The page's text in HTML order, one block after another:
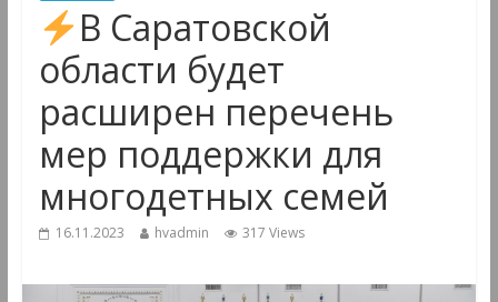
В Саратовской
области будет
расширен перечень
мер поддержки для
многодетных семей
16.11.2023 hvadmin 317 Views